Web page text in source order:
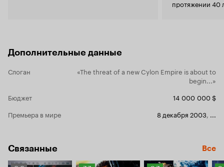
протяжении 40
Дополнительные данные
Слоган
«The threat of a new Cylon Empire is about to
begin...»
Бюджет
14 000 000 $
Премьера в мире
8 декабря 2003, ...
Связанные Все